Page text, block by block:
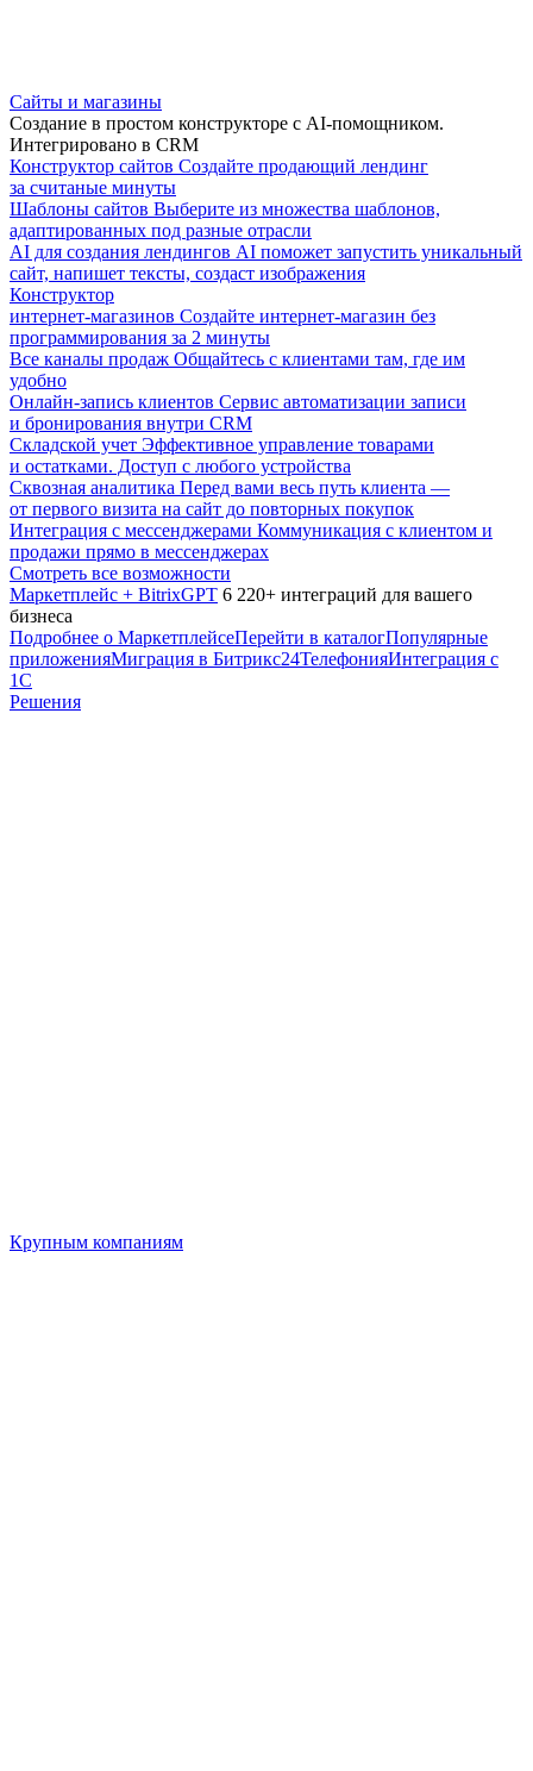
Сайты и магазины
Создание в простом конструкторе с AI-помощником.
Интегрировано в CRM
Конструктор сайтов Создайте продающий лендинг
за считаные минуты
Шаблоны сайтов Выберите из множества шаблонов,
адаптированных под разные отрасли
AI для создания лендингов AI поможет запустить уникальный
сайт, напишет тексты, создаст изображения
Конструктор
интернет-магазинов Создайте интернет-магазин без
программирования за 2 минуты
Все каналы продаж Общайтесь с клиентами там, где им
удобно
Онлайн-запись клиентов Сервис автоматизации записи
и бронирования внутри CRM
Складской учет Эффективное управление товарами
и остатками. Доступ с любого устройства
Сквозная аналитика Перед вами весь путь клиента —
от первого визита на сайт до повторных покупок
Интеграция с мессенджерами Коммуникация с клиентом и
продажи прямо в мессенджерах
Смотреть все возможности
Маркетплейс + BitrixGPT 6 220+ интеграций для вашего
бизнеса
Подробнее о МаркетплейсеПерейти в каталогПопулярные
приложенияМиграция в Битрикс24ТелефонияИнтеграция с
1С
Решения
Крупным компаниям